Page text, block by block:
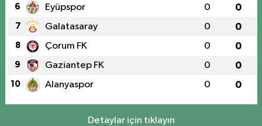
6 Eyüpspor 0 0
7 Galatasaray 0 0
8 Çorum FK 0 0
9 Gaziantep FK 0 0
10 Alanyaspor 0 0
Detaylar için tıklayın